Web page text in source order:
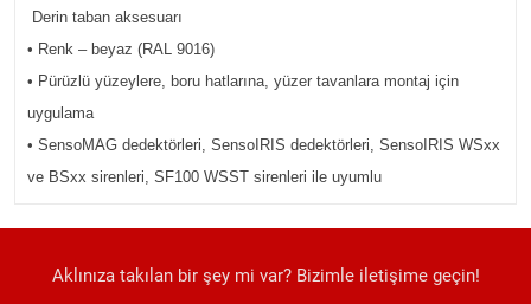
Derin taban aksesuarı
• Renk – beyaz (RAL 9016)
• Pürüzlü yüzeylere, boru hatlarına, yüzer tavanlara montaj için
uygulama
• SensoMAG dedektörleri, SensoIRIS dedektörleri, SensoIRIS WSxx
ve BSxx sirenleri, SF100 WSST sirenleri ile uyumlu
Aklınıza takılan bir şey mi var? Bizimle iletişime geçin!